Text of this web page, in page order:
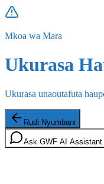
Mkoa wa Mara
Ukurasa
Ukurasa unaoutafuta
Rudi Nyumbani
Ask GWF AI Assistant